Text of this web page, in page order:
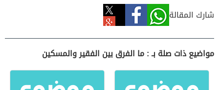
شارك المقالة
مواضيع ذات صلة بـ : ما الفرق بين الفقير والمسكين